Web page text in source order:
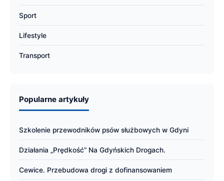
Sport
Lifestyle
Transport
Popularne artykuły
Szkolenie przewodników psów służbowych w Gdyni
Działania „Prędkość” Na Gdyńskich Drogach.
Cewice. Przebudowa drogi z dofinansowaniem